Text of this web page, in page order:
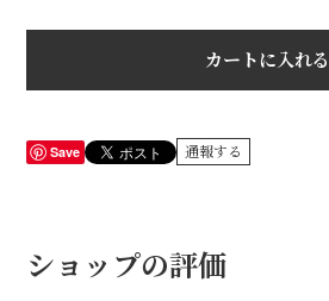
カートに入れる
Save 通報する
ショップの評価